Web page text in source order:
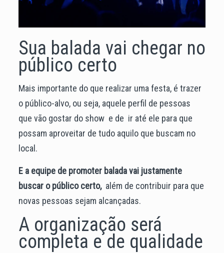
Sua balada vai chegar no
público certo
Mais importante do que realizar uma festa, é trazer
o público-alvo, ou seja, aquele perfil de pessoas
que vão gostar do show e de ir até ele para que
possam aproveitar de tudo aquilo que buscam no
local.
E a equipe de promoter balada vai justamente
buscar o público certo, além de contribuir para que
novas pessoas sejam alcançadas.
A organização será
completa e de qualidade